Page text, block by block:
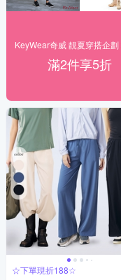
滿2件享5折
☆下單現折188☆